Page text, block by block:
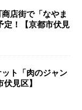
店街で「なやま
定！【京都市伏見
ト「肉のジャン
見区】